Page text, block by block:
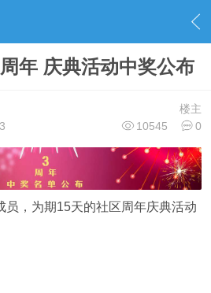
社区公告 › 内容
年 庆典活动中奖公布
楼主
10545
0
员，为期15天的社区周年庆典活动